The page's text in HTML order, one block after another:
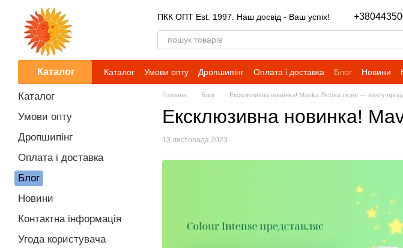
Перейти до основного контенту
ПКК ОПТ Est. 1997. Наш досвід - Ваш успіх!
Каталог Каталог Умови опту Дропшипінг Оплата і доставка Блог Новини
Головна Блог Ексклюзивна новинка! Mavka Лісова пісня — вже у
Ексклюзивна новинка!
13 листопада 2023
Каталог
Умови опту
Дропшипінг
Оплата і доставка
Блог
Новини
Контактна інформація
Угода користувача